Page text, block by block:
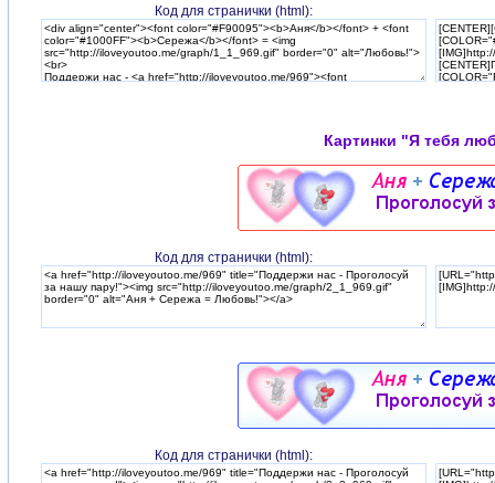
Код для странички (html):
Картинки "Я тебя
Код для странички (html):
Код для странички (html):